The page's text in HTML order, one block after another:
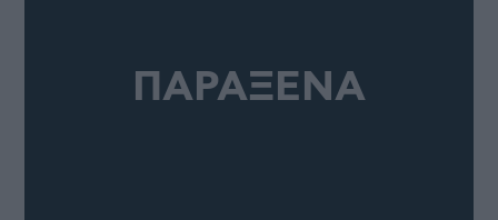
ΠΑΡΑΞΕΝΑ